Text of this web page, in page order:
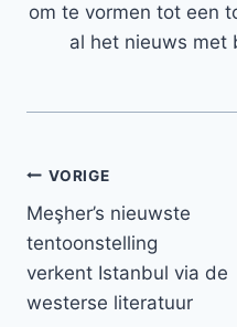
om te vormen tot een
al het nieuws met
Bericht
navigatie
VORIGE
Meşher’s nieuwste
tentoonstelling
verkent Istanbul via de
westerse literatuur